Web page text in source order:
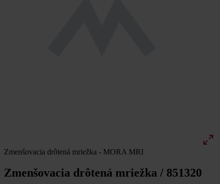
Zmenšovacia drôtená mriežka - MORA MRI
Zmenšovacia drôtená mriežka / 851320